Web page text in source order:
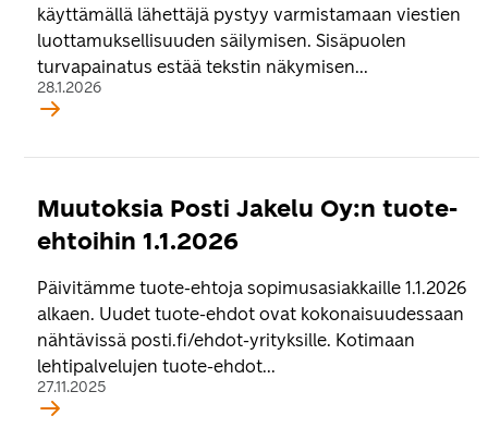
käyttämällä lähettäjä pystyy varmistamaan viestien
luottamuksellisuuden säilymisen. Sisäpuolen
turvapainatus estää tekstin näkymisen...
28.1.2026
Muutoksia Posti Jakelu Oy:n tuote-
ehtoihin 1.1.2026
Päivitämme tuote-ehtoja sopimusasiakkaille 1.1.2026
alkaen. Uudet tuote-ehdot ovat kokonaisuudessaan
nähtävissä posti.fi/ehdot-yrityksille. Kotimaan
lehtipalvelujen tuote-ehdot...
27.11.2025